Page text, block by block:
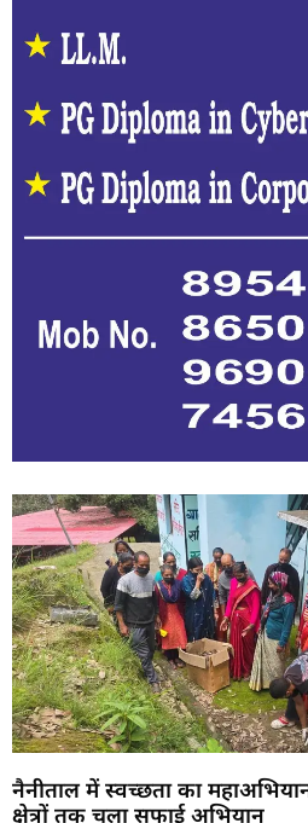
नैनीताल में स्वच्छता का
क्षेत्रों तक चला सफाई अभियान